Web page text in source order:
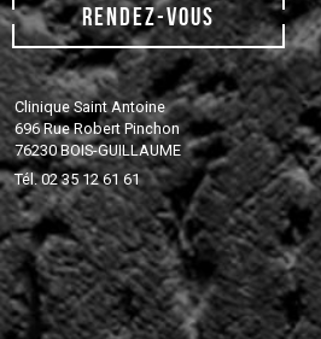
RENDEZ-VOUS
Clinique Saint Antoine
696 Rue Robert Pinchon
76230 BOIS-GUILLAUME
Tél. 02 35 12 61 61